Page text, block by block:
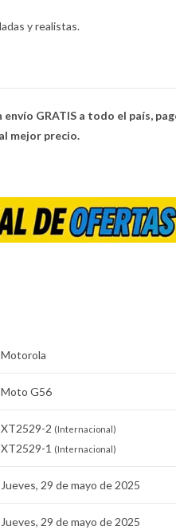
y realistas.
GRATIS a todo el país,
mejor precio.
Motorola
Moto G56
XT2529-2 (Internacional)
XT2529-1 (Internacional)
Jueves, 29 de mayo de 2025
Jueves, 29 de mayo de 2025